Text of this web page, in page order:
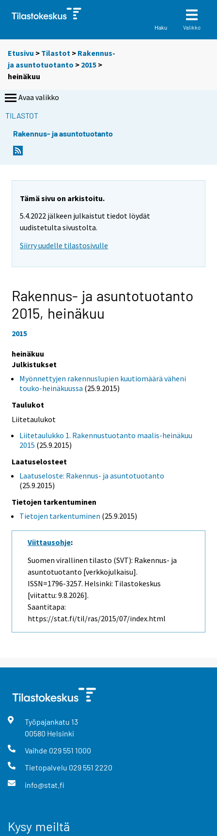
Haku Valikko
Etusivu > Tilastot > Rakennus-
ja asuntotuotanto > 2015 >
heinäkuu
Avaa valikko
TILASTOT
Rakennus- ja asuntotuotanto
Tämä sivu on arkistoitu.
5.4.2022 jälkeen julkaistut tiedot löydät
uudistetulta sivustolta.
Siirry uudelle tilastosivulle
Rakennus- ja asuntotuotanto
2015, heinäkuu
2015
heinäkuu
Julkistukset
Myönnettyjen rakennuslupien kuutiomäärä väheni
touko-heinäkuussa (25.9.2015)
Taulukot
Liitetaulukot
Liitetaulukko 1. Rakennustuotanto maalis-heinäkuu
2015 (25.9.2015)
Laatuselosteet
Laatuseloste: Rakennus- ja asuntotuotanto
(25.9.2015)
Tietojen tarkentuminen
Tietojen tarkentuminen (25.9.2015)
Viittausohje:
Suomen virallinen tilasto (SVT): Rakennus- ja
asuntotuotanto [verkkojulkaisu].
ISSN=1796-3257. Helsinki: Tilastokeskus
[viitattu: 9.8.2026].
Saantitapa:
https://stat.fi/til/ras/2015/07/index.html
Työpajankatu 13
00580 Helsinki
Vaihde 029 551 1000
Tietopalvelu 029 551 2220
info@stat.fi
Kysy meiltä